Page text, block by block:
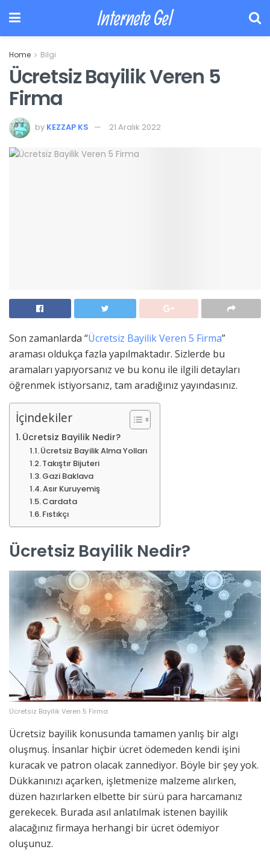
Internete Gel
Home Bilgi
Ücretsiz Bayilik Veren 5
Firma
by KEZZAP KS 21 Aralık 2022
Son zamanlarda “Ücretsiz Bayilik Veren 5 Firma”
araması oldukça fazla yapılmaktadır. Sizlerde bu
aramaları yapıyorsanız ve bu konu ile ilgili detayları
öğrenmek istiyorsanız, tam aradığınız yayındasınız.
İçindekiler
Ücretsiz Bayilik Nedir?
Ücretsiz Bayilik Alma Yolları
Takıştır Bijuteri
Gazi Baklava
Asır Kuruyemiş
Cardata
Fıstıkçı
Ücretsiz Bayilik Nedir?
Ücretsiz Bayilik Veren 5 Firma
Ücretsiz bayilik konusunda tamamen yanlış bir algı
oluşmuş. İnsanlar hiçbir ücret ödemeden kendi işini
kuracak ve patron olacak zannediyor. Böyle bir şey yok.
Dükkanınızı açarken, işletmenize malzeme alırken,
düzen hazırlarken elbette bir sürü para harcamanız
gerekecek. Burada asıl anlatılmak istenen bayilik
alacağınız firmaya herhangi bir ücret ödemiyor
oluşunuz.